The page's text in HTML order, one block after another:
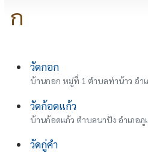
ก
วัดกอก
บ้านกอก หมู่ที่ 1 ตำบลท่าน้าว อำเ
วัดก้อดแก้ว
บ้านก้อดแก้ว ตำบลนาปัง อำเภอภู
วัดกู่คำ